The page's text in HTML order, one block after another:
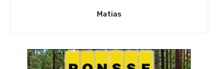
Matias